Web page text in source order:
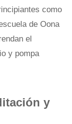
como
de Oona
el
y pompa
y